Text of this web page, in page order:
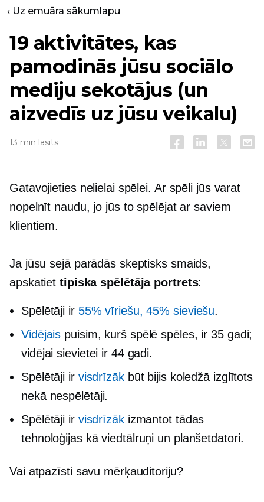
‹ Uz emuāra sākumlapu
19 aktivitātes, kas
pamodinās jūsu sociālo
mediju sekotājus (un
aizvedīs uz jūsu veikalu)
13 min lasīts
Gatavojieties nelielai spēlei. Ar spēli jūs varat
nopelnīt naudu, jo jūs to spēlējat ar saviem
klientiem.
Ja jūsu sejā parādās skeptisks smaids,
apskatiettipiska spēlētāja portrets:
Spēlētāji ir 55% vīriešu, 45% sieviešu.
Vidējais puisim, kurš spēlē spēles, ir 35 gadi;
vidējai sievietei ir 44 gadi.
Spēlētāji ir visdrīzākbūt bijis koledžā izglītots
nekā nespēlētāji.
Spēlētāji ir visdrīzākizmantot tādas
tehnoloģijas kā viedtālruņi un planšetdatori.
Vai atpazīsti savu mērķauditoriju?